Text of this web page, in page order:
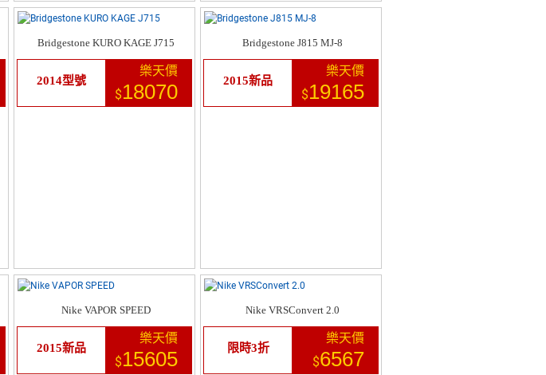
Bridgestone KURO KAGE J715
2014型號
樂天價
$18070
Bridgestone J815 MJ-8
2015新品
樂天價
$19165
Nike VAPOR SPEED
2015新品
樂天價
$15605
Nike VRSConvert 2.0
限時3折
樂天價
$6567